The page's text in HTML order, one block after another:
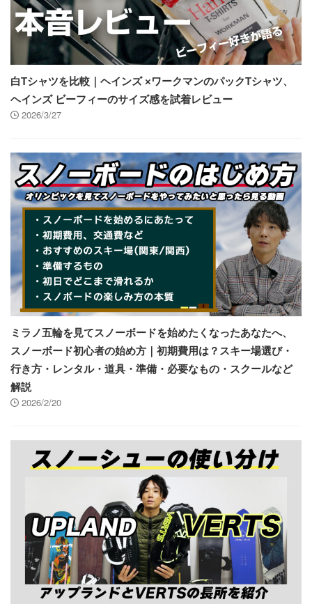
白Tシャツを比較｜ヘインズ ×ワークマンのパックTシャツ、
ヘインズ ビーフィーのサイズ感を試着レビュー
2026/3/27
ミラノ五輪を見てスノーボードを始めたくなったあなたへ、
スノーボード初心者の始め方｜初期費用は？スキー場選び・
行き方・レンタル・道具・準備・必要なもの・スクールなど
解説
2026/2/20